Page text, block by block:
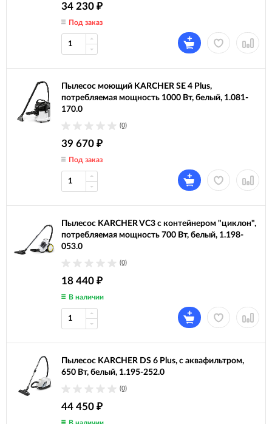
34 230 ₽
Под заказ
Пылесос моющий KARCHER SE 4 Plus,
потребляемая мощность 1000 Вт, белый, 1.081-
170.0
(0)
39 670 ₽
Под заказ
Пылесос KARCHER VC3 с контейнером "циклон",
потребляемая мощность 700 Вт, белый, 1.198-
053.0
(0)
18 440 ₽
В наличии
Пылесос KARCHER DS 6 Plus, с аквафильтром,
650 Вт, белый, 1.195-252.0
(0)
44 450 ₽